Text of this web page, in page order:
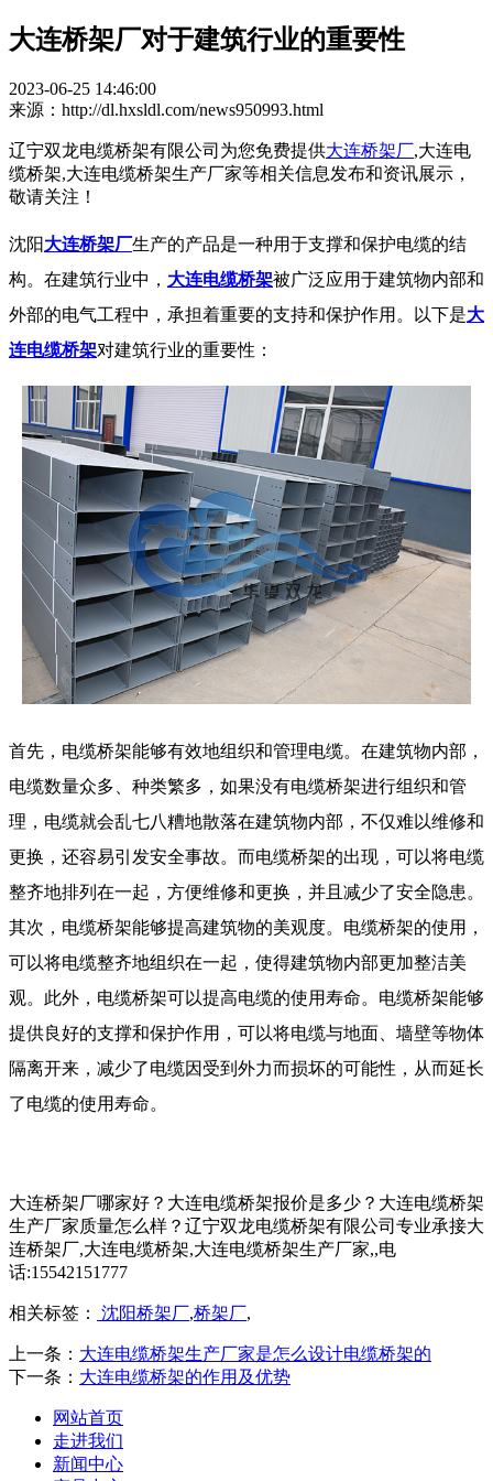
大连桥架厂对于建筑行业的重要性
2023-06-25 14:46:00
来源：http://dl.hxsldl.com/news950993.html
辽宁双龙电缆桥架有限公司为您免费提供大连桥架厂,大连电
缆桥架,大连电缆桥架生产厂家等相关信息发布和资讯展示，
敬请关注！
沈阳大连桥架厂生产的产品是一种用于支撑和保护电缆的结
构。在建筑行业中， 大连电缆桥架被广泛应用于建筑物内部和
外部的电气工程中，承担着重要的支持和保护作用。以下是大
连电缆桥架对建筑行业的重要性：
首先，电缆桥架能够有效地组织和管理电缆。在建筑物内部，
电缆数量众多、种类繁多，如果没有电缆桥架进行组织和管
理，电缆就会乱七八糟地散落在建筑物内部，不仅难以维修和
更换，还容易引发安全事故。而电缆桥架的出现，可以将电缆
整齐地排列在一起，方便维修和更换，并且减少了安全隐患。
其次，电缆桥架能够提高建筑物的美观度。电缆桥架的使用，
可以将电缆整齐地组织在一起，使得建筑物内部更加整洁美
观。此外，电缆桥架可以提高电缆的使用寿命。电缆桥架能够
提供良好的支撑和保护作用，可以将电缆与地面、墙壁等物体
隔离开来，减少了电缆因受到外力而损坏的可能性，从而延长
了电缆的使用寿命。
大连桥架厂哪家好？大连电缆桥架报价是多少？大连电缆桥架
生产厂家质量怎么样？辽宁双龙电缆桥架有限公司专业承接大
连桥架厂,大连电缆桥架,大连电缆桥架生产厂家,,电
话:15542151777
相关标签： 沈阳桥架厂,桥架厂,
上一条： 大连电缆桥架生产厂家是怎么设计电缆桥架的
下一条： 大连电缆桥架的作用及优势
网站首页
走进我们
新闻中心